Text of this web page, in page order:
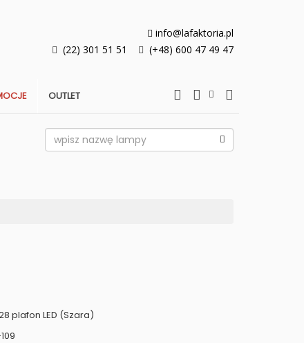
info@lafaktoria.pl
(22) 301 51 51
(+48) 600 47 49 47
OUTLET
plafon LED (Szara)